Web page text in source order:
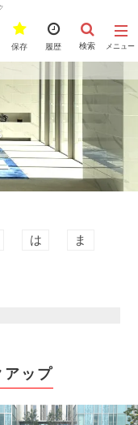
メニュー
検索
履歴
保存
は ま
ップ